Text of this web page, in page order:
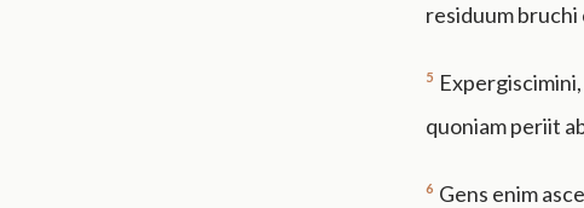
residuum
5
quoniam periit
6 Gens enim